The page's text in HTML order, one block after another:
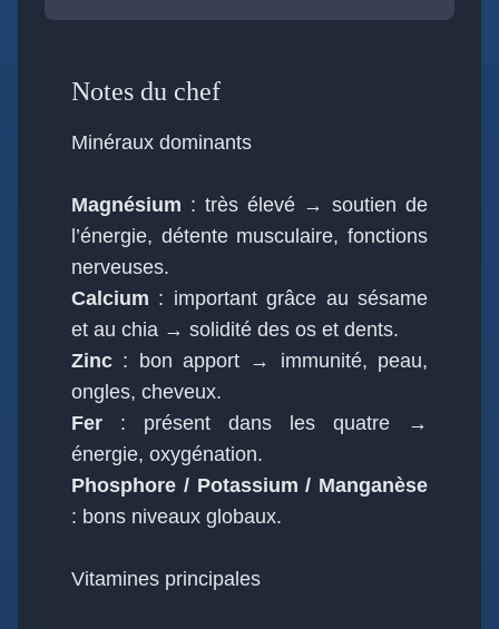
Notes du chef
Minéraux dominants
Magnésium : très élevé → soutien de
l’énergie, détente musculaire, fonctions
nerveuses.
Calcium : important grâce au sésame
et au chia → solidité des os et dents.
Zinc : bon apport → immunité, peau,
ongles, cheveux.
Fer : présent dans les quatre →
énergie, oxygénation.
Phosphore / Potassium / Manganèse
: bons niveaux globaux.
Vitamines principales